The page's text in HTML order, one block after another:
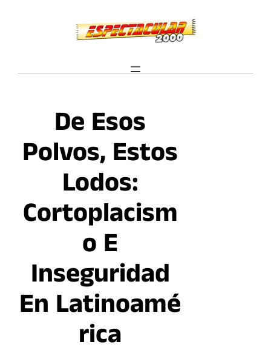
De Esos
Polvos, Estos
Lodos:
Cortoplacism
O E
Inseguridad
En Latinoamé
Rica